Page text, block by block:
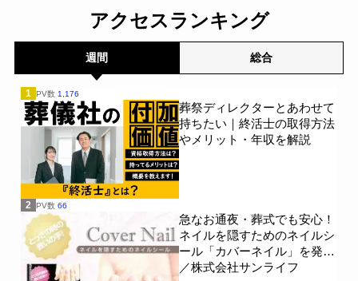
アクセスランキング
週間 総合
1 PV数 1,176
葬祭ディレクターとあわせて
持ちたい｜終活士の取得方法
やメリット・年収を解説
2 PV数 66
急なお通夜・葬式でも安心！
ネイルを隠すためのネイルシ
ール「カバーネイル」を発売
／株式会社サンライフ